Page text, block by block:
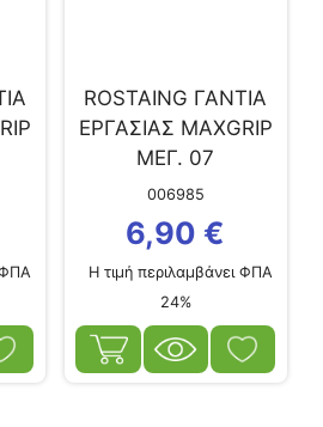
ΦΠΑ
ROSTAING ΓΑΝΤΙΑ
ΕΡΓΑΣΙΑΣ MAXGRIP
ΜΕΓ. 07
006985
6,90 €
Η τιμή περιλαμβάνει ΦΠΑ
24%